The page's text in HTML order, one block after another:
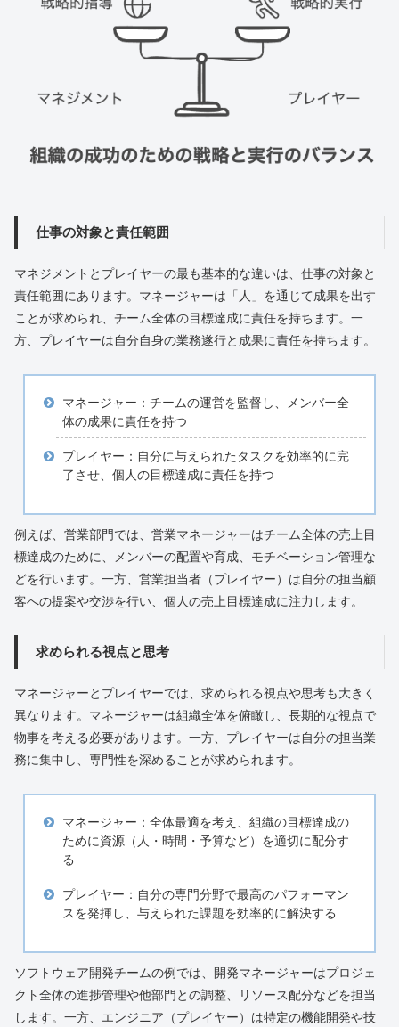
仕事の対象と責任範囲
マネジメントとプレイヤーの最も基本的な違いは、仕事の対象と
責任範囲にあります。マネージャーは「人」を通じて成果を出す
ことが求められ、チーム全体の目標達成に責任を持ちます。一
方、プレイヤーは自分自身の業務遂行と成果に責任を持ちます。
マネージャー：チームの運営を監督し、メンバー全
体の成果に責任を持つ
プレイヤー：自分に与えられたタスクを効率的に完
了させ、個人の目標達成に責任を持つ
例えば、営業部門では、営業マネージャーはチーム全体の売上目
標達成のために、メンバーの配置や育成、モチベーション管理な
どを行います。一方、営業担当者（プレイヤー）は自分の担当顧
客への提案や交渉を行い、個人の売上目標達成に注力します。
求められる視点と思考
マネージャーとプレイヤーでは、求められる視点や思考も大きく
異なります。マネージャーは組織全体を俯瞰し、長期的な視点で
物事を考える必要があります。一方、プレイヤーは自分の担当業
務に集中し、専門性を深めることが求められます。
マネージャー：全体最適を考え、組織の目標達成の
ために資源（人・時間・予算など）を適切に配分す
る
プレイヤー：自分の専門分野で最高のパフォーマン
スを発揮し、与えられた課題を効率的に解決する
ソフトウェア開発チームの例では、開発マネージャーはプロジェ
クト全体の進捗管理や他部門との調整、リソース配分などを担当
します。一方、エンジニア（プレイヤー）は特定の機能開発や技